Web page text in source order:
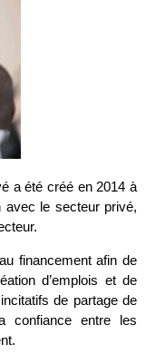
a été créé en 2014 à
avec le secteur privé,
financement afin de
d’emplois et de
de partage de
confiance entre les